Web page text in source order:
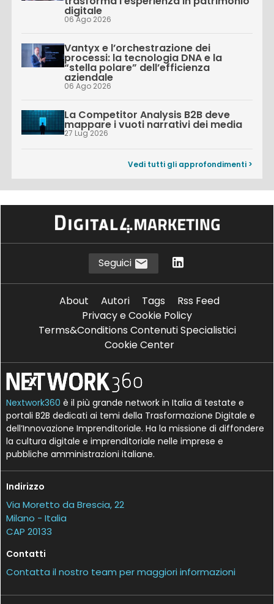
digitale
06 Ago 2026
Vantyx e l’orchestrazione dei
processi: la tecnologia DNA e la
“stella polare” dell’efficienza
aziendale
06 Ago 2026
La Competitor Analysis B2B deve
mappare i vuoti narrativi dei media
27 Lug 2026
Vedi tutti gli approfondimenti >
Seguici
About Autori Tags
Rss Feed
Privacy e Cookie Policy
Terms&Conditions Contenuti Specialistici
Cookie Center
Nextwork360 è il più grande network in Italia di testate e
portali B2B dedicati ai temi della Trasformazione Digitale e
dell’Innovazione Imprenditoriale. Ha la missione di diffondere
la cultura digitale e imprenditoriale nelle imprese e
pubbliche amministrazioni italiane.
Indirizzo
Via Moretto da Brescia, 22
Milano - Italia
CAP 20133
Contatti
Contatta il nostro team per maggiori informazioni